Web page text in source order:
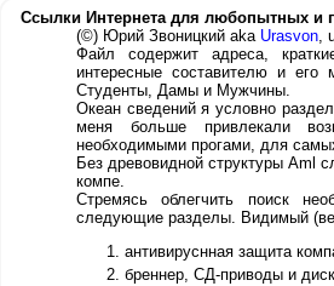
Ссылки Интернета для любопытных и
(©) Юрий Звоницкий aka Urasvon,
Файл содержит адреса,
интересные составителю и
Студенты, Дамы и Мужчины.
Океан сведений я условно
меня больше привлекали
необходимыми прогами, для
Без древовидной структуры Aml
компе.
Стремясь облегчить поиск
следующие разделы. Видимый
антивируснная защита
бреннер, СД-приводы и